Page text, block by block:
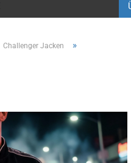
Shelby T-Shirts
Challenger Jacken »